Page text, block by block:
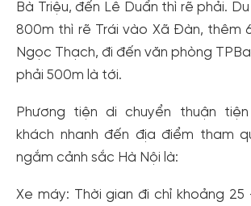
Bà Triệu, đến Lê Duẩn thì rẽ phải.
800m thì rẽ Trái vào Xã Đàn, thêm
Ngọc Thạch, đi đến văn phòng
phải 500m là tới.
Phương tiện di chuyển thuận
khách nhanh đến địa điểm tham
ngắm cảnh sắc Hà Nội là:
Xe máy: Thời gian đi chỉ khoảng